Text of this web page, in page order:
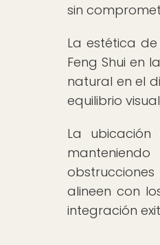
sin
La estética
Feng Shui en
natural en el
equilibrio
La
alineen con
integración